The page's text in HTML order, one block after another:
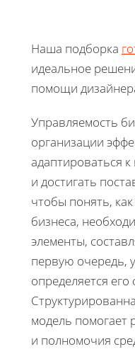
Наша подборка
идеальное
помощи
Управляемость
организации
адаптироваться
и достигать
чтобы понять,
бизнеса,
элементы,
первую очередь,
определяется
модель помогает
и полномочия